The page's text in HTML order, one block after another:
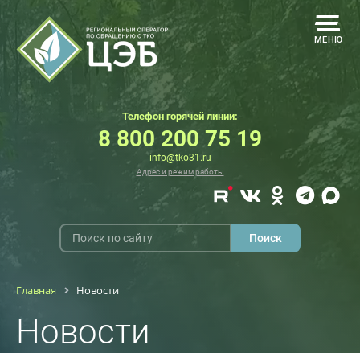
МЕНЮ
Телефон горячей линии:
8 800 200 75 19
info@tko31.ru
Адрес и режим работы
Главная Новости
Новости